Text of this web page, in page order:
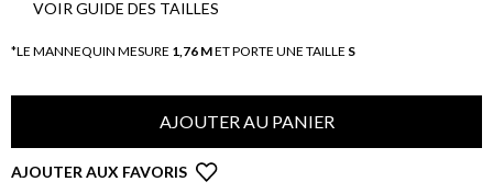
VOIR GUIDE DES TAILLES
*LE MANNEQUIN MESURE 1,76 MET PORTE UNE TAILLE S
AJOUTER AU PANIER
AJOUTER AUX FAVORIS